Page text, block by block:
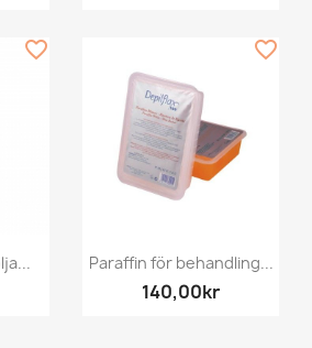
favorite_border
Paraffin för behandling...
140,00kr
favorite_border